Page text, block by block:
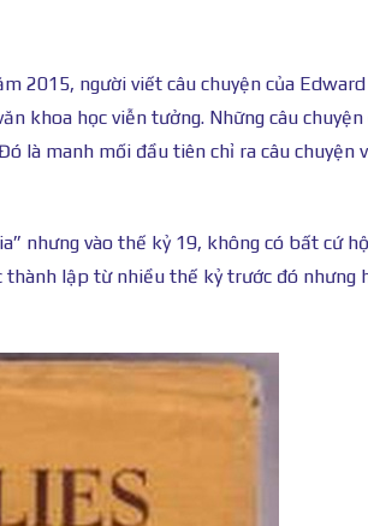
2015, người viết câu chuyện của
khoa học viễn tưởng. Những câu chuyện
là manh mối đầu tiên chỉ ra câu chuyện
nhưng vào thế kỷ 19, không có bất cứ
thành lập từ nhiều thế kỷ trước đó nhưng